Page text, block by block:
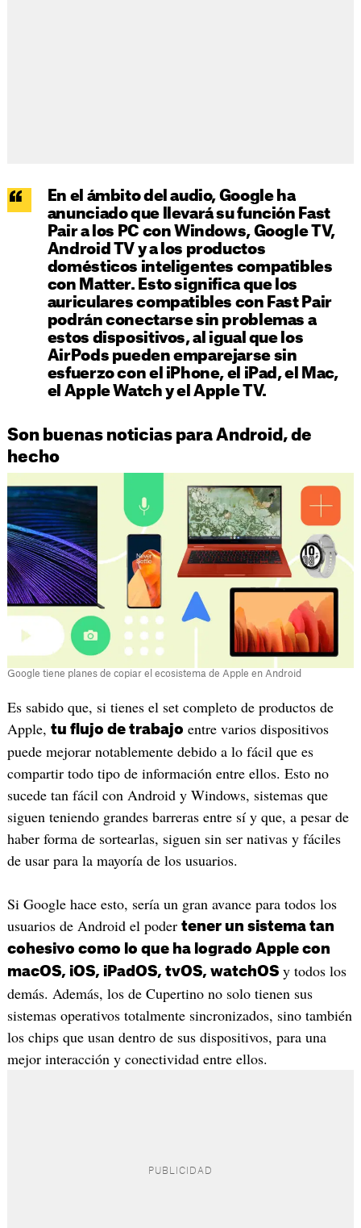
En el ámbito del audio, Google ha
anunciado que llevará su función Fast
Pair a los PC con Windows, Google TV,
Android TV y a los productos
domésticos inteligentes compatibles
con Matter. Esto significa que los
auriculares compatibles con Fast Pair
podrán conectarse sin problemas a
estos dispositivos, al igual que los
AirPods pueden emparejarse sin
esfuerzo con el iPhone, el iPad, el Mac,
el Apple Watch y el Apple TV.
Son buenas noticias para Android, de
hecho
Google tiene planes de copiar el ecosistema de Apple en Android
Es sabido que, si tienes el set completo de productos de
Apple, tu flujo de trabajo entre varios dispositivos
puede mejorar notablemente debido a lo fácil que es
compartir todo tipo de información entre ellos. Esto no
sucede tan fácil con Android y Windows, sistemas que
siguen teniendo grandes barreras entre sí y que, a pesar de
haber forma de sortearlas, siguen sin ser nativas y fáciles
de usar para la mayoría de los usuarios.
Si Google hace esto, sería un gran avance para todos los
usuarios de Android el poder tener un sistema tan
cohesivo como lo que ha logrado Apple con
macOS, iOS, iPadOS, tvOS, watchOSy todos los
demás. Además, los de Cupertino no solo tienen sus
sistemas operativos totalmente sincronizados, sino también
los chips que usan dentro de sus dispositivos, para una
mejor interacción y conectividad entre ellos.